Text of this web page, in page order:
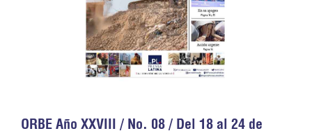
ORBE Año XXVIII / No. 08 / Del 18 al 24 de